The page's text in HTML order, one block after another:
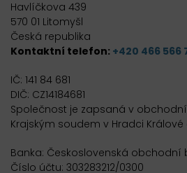
Havlíčkova 439
570 01 Litomyšl
Česká republika
Kontaktní telefon: +420 466 566
IČ: 141 84 681
DIČ: CZ14184681
Společnost je zapsaná v
Krajským soudem v Hradci
Banka: Československá obchodní
Číslo účtu: 303283212/0300